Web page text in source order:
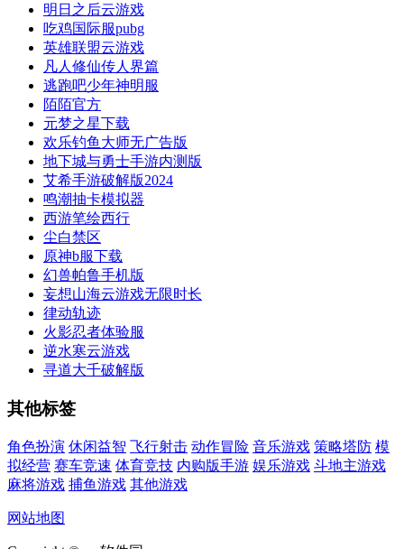
明日之后云游戏
吃鸡国际服pubg
英雄联盟云游戏
凡人修仙传人界篇
逃跑吧少年神明服
陌陌官方
元梦之星下载
欢乐钓鱼大师无广告版
地下城与勇士手游内测版
艾希手游破解版2024
鸣潮抽卡模拟器
西游笔绘西行
尘白禁区
原神b服下载
幻兽帕鲁手机版
妄想山海云游戏无限时长
律动轨迹
火影忍者体验服
逆水寒云游戏
寻道大千破解版
其他标签
角色扮演 休闲益智 飞行射击 动作冒险 音乐游戏 策略塔防 模
拟经营 赛车竞速 体育竞技 内购版手游 娱乐游戏 斗地主游戏
麻将游戏 捕鱼游戏 其他游戏
网站地图